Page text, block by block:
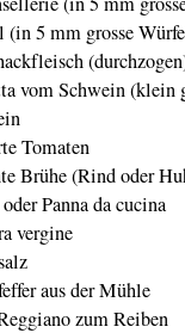
(in 5 mm grosse
vom Schwein (klein
Tomaten
Brühe (Rind oder
Panna da cucina
vergine
aus der Mühle
zum Reiben